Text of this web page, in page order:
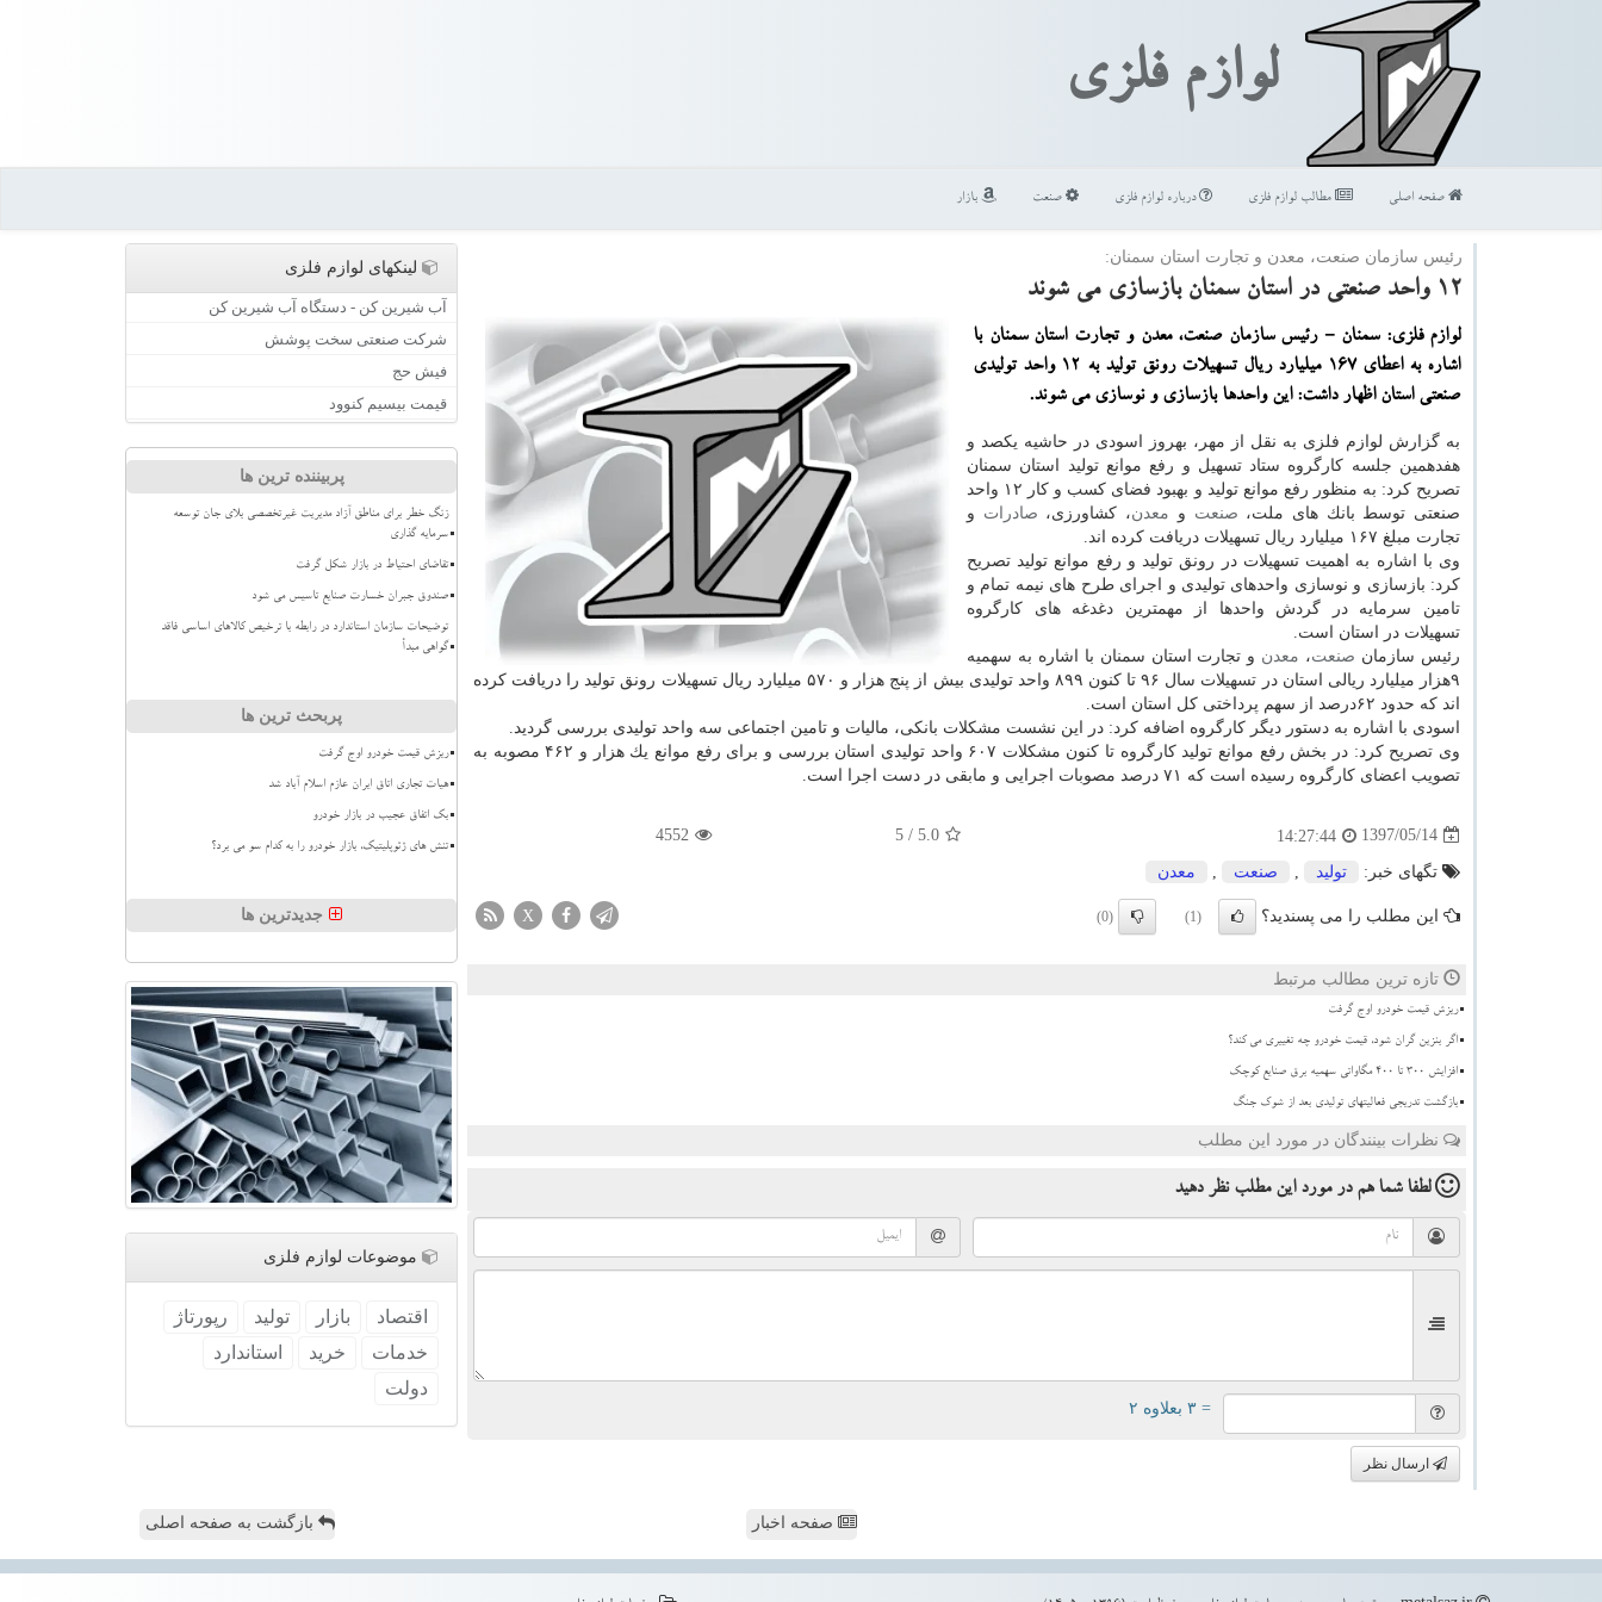
لوازم فلزی
صفحه اصلی مطالب لوازم فلزی درباره لوازم فلزی صنعت بازار
رئیس سازمان صنعت، معدن و تجارت استان سمنان:
۱۲ واحد صنعتی در استان سمنان بازسازی می شوند
لوازم فلزی: سمنان - رئیس سازمان صنعت، معدن و تجارت استان سمنان با
اشاره به اعطای ۱۶۷ میلیارد ریال تسهیلات رونق تولید به ۱۲ واحد تولیدی
صنعتی استان اظهار داشت: این واحدها بازسازی و نوسازی می شوند.
به گزارش لوازم فلزی به نقل از مهر، بهروز اسودی در حاشیه یكصد و
هفدهمین جلسه كارگروه ستاد تسهیل و رفع موانع تولید استان سمنان
تصریح كرد: به منظور رفع موانع تولید و بهبود فضای كسب و كار ۱۲ واحد
صنعتی توسط بانك های ملت، صنعت و معدن، كشاورزی، صادرات و
تجارت مبلغ ۱۶۷ میلیارد ریال تسهیلات دریافت كرده اند.
وی با اشاره به اهمیت تسهیلات در رونق تولید و رفع موانع تولید تصریح
كرد: بازسازی و نوسازی واحدهای تولیدی و اجرای طرح های نیمه تمام و
تامین سرمایه در گردش واحدها از مهمترین دغدغه های كارگروه
تسهیلات در استان است.
رئیس سازمان صنعت، معدن و تجارت استان سمنان با اشاره به سهمیه
۹هزار میلیارد ریالی استان در تسهیلات سال ۹۶ تا كنون ۸۹۹ واحد تولیدی بیش از پنج هزار و ۵۷۰ میلیارد ریال تسهیلات رونق تولید را دریافت كرده
اند كه حدود ۶۲درصد از سهم پرداختی كل استان است.
اسودی با اشاره به دستور دیگر كارگروه اضافه كرد: در این نشست مشكلات بانكی، مالیات و تامین اجتماعی سه واحد تولیدی بررسی گردید.
وی تصریح كرد: در بخش رفع موانع تولید كارگروه تا كنون مشكلات ۶۰۷ واحد تولیدی استان بررسی و برای رفع موانع یك هزار و ۴۶۲ مصوبه به
تصویب اعضای كارگروه رسیده است كه ۷۱ درصد مصوبات اجرایی و مابقی در دست اجرا است.
1397/05/14
14:27:44
5.0
/ 5
4552
تگهای خبر: تولید صنعت معدن
این مطلب را می پسندید؟ (1)
(0)
X
تازه ترین مطالب مرتبط
ریزش قیمت خودرو اوج گرفت
اگر بنزین گران شود، قیمت خودرو چه تغییری می کند؟
افزایش 300 تا 400 مگاواتی سهمیه برق صنایع کوچک
بازگشت تدریجی فعالیتهای تولیدی بعد از شوک جنگ
نظرات بینندگان در مورد این مطلب
لطفا شما همدر مورد این مطلب نظر دهید
= ۳ بعلاوه ۲
ارسال نظر
لینکهای لوازم فلزی
آب شیرین کن - دستگاه آب شیرین کن
شرکت صنعتی سخت پوشش
فیش حج
قیمت بیسیم کنوود
پربیننده ترین ها
زنگ خطر برای مناطق آزاد مدیریت غیرتخصصی بلای جان توسعه
سرمایه گذاری
تقاضای احتیاط در بازار شکل گرفت
صندوق جبران خسارت صنایع تاسیس می شود
توضیحات سازمان استاندارد در رابطه با ترخیص کالاهای اساسی فاقد
گواهی مبدأ
پربحث ترین ها
ریزش قیمت خودرو اوج گرفت
هیات تجاری اتاق ایران عازم اسلام آباد شد
بک اتفاق عجیب در بازار خودرو
تنش های ژئوپلیتیک، بازار خودرو را به کدام سو می برد؟
جدیدترین ها
موضوعات لوازم فلزی
اقتصاد بازار تولید
رپورتاژ
خدمات
خرید
استاندارد
دولت
صفحه اخبار بازگشت به صفحه اصلی